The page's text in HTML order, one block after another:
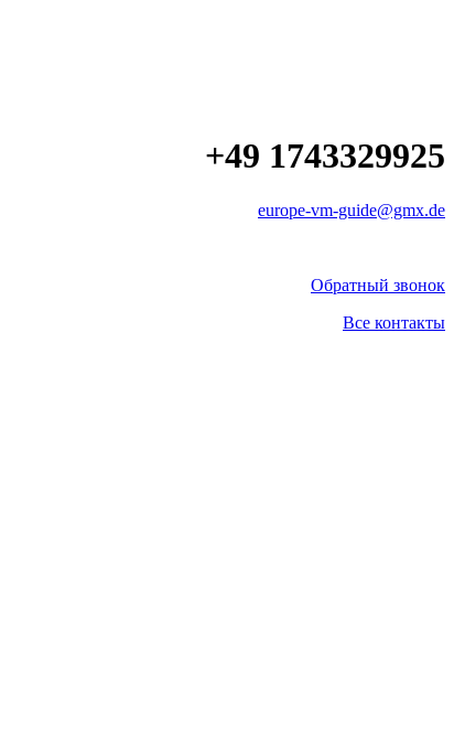
+49 1743329925
europe-vm-guide@gmx.de
Обратный звонок
Все контакты